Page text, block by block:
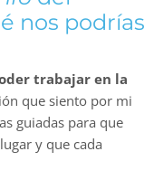
nos podrías
trabajar en la
que siento por mi
guiadas para que
y que cada